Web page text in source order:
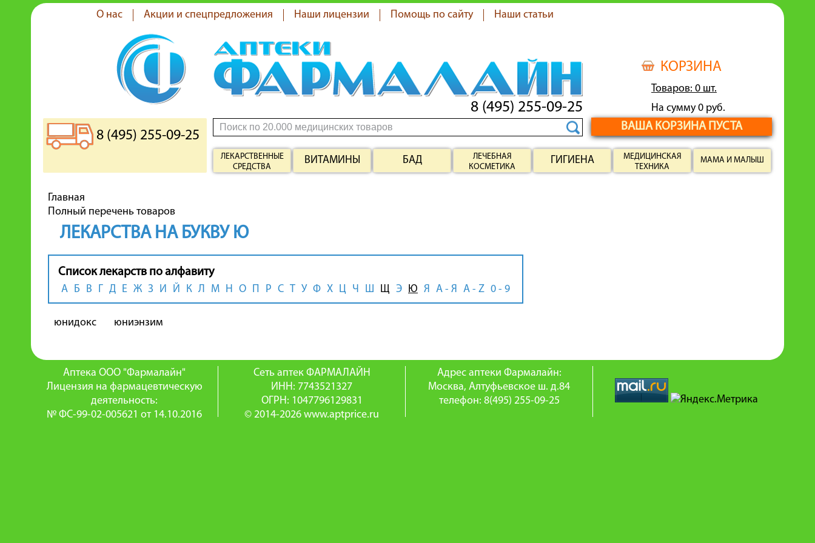
О нас Акции и спецпредложения Наши лицензии Помощь по сайту Наши статьи
КОРЗИНА
Товаров: 0 шт.
На сумму 0 руб.
ВАША КОРЗИНА ПУСТА
8 (495) 255-09-25
8 (495) 255-09-25
ЛЕКАРСТВЕННЫЕ
СРЕДСТВА
ВИТАМИНЫ БАД
ЛЕЧЕБНАЯ
КОСМЕТИКА
ГИГИЕНА
МЕДИЦИНСКАЯ
ТЕХНИКА
МАМА И МАЛЫШ
Главная
Полный перечень товаров
ЛЕКАРСТВА НА БУКВУ Ю
Список лекарств по алфавиту
А Б В Г Д Е Ж З И Й К Л М Н О П Р С Т У Ф Х Ц Ч Ш Щ Э Ю Я А - Я A - Z 0 - 9
юнидокс юниэнзим
Аптека ООО "Фармалайн"
Лицензия на фармацевтическую
деятельность:
№ ФС-99-02-005621 от 14.10.2016
Сеть аптек ФАРМАЛАЙН
ИНН: 7743521327
ОГРН: 1047796129831
© 2014-2026 www.aptprice.ru
Адрес аптеки Фармалайн:
Москва, Алтуфьевское ш. д.84
телефон: 8(495) 255-09-25